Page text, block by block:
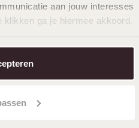
aan jouw interesses
klikken ga je hiermee akkoord.